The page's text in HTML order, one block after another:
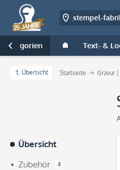
stempel-
Kategorien Text- &

Übersicht Startseite Gravur
Übersicht
Zubehör
4